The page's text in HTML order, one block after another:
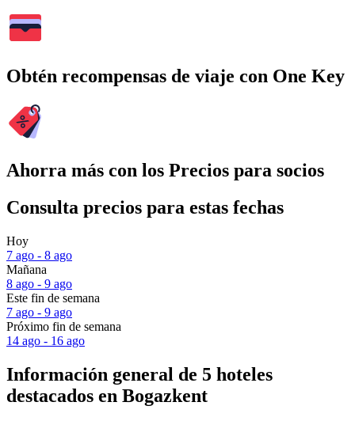
Obtén recompensas de viaje con One Key
Ahorra más con los Precios para socios
Consulta precios para estas fechas
Hoy
7 ago - 8 ago
Mañana
8 ago - 9 ago
Este fin de semana
7 ago - 9 ago
Próximo fin de semana
14 ago - 16 ago
Información general de 5 hoteles
destacados en Bogazkent